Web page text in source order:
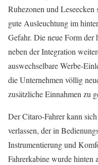
Ruhezonen und
gute Ausleuchtung im
Gefahr. Die neue Form der
neben der Integration
auswechselbare Werbe-
die Unternehmen völlig
zusätzliche Einnahmen zu
Der Citaro-Fahrer kann
verlassen, der in
Instrumentierung und
Fahrerkabine wurde hinten